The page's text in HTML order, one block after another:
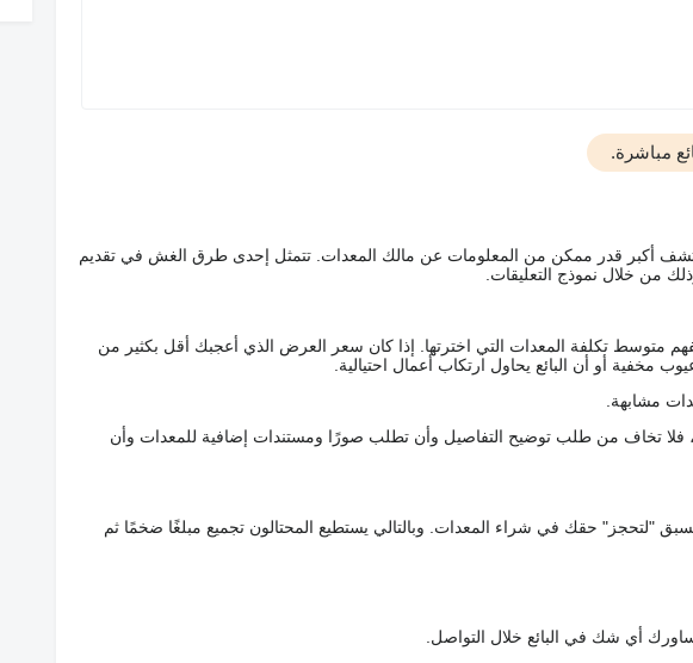
مباشرة.
أكبر قدر ممكن من المعلومات عن مالك المعدات. تتمثل إحدى طرق الغش في تقديم
من خلال نموذج التعليقات.
متوسط تكلفة المعدات التي اخترتها. إذا كان سعر العرض الذي أعجبك أقل بكثير من
أو أن البائع يحاول ارتكاب أعمال احتيالية.
مشابهة.
فلا تخاف من طلب توضيح التفاصيل وأن تطلب صورًا ومستندات إضافية للمعدات وأن
"لتحجز" حقك في شراء المعدات. وبالتالي يستطيع المحتالون تجميع مبلغًا ضخمًا ثم
أي شك في البائع خلال التواصل.